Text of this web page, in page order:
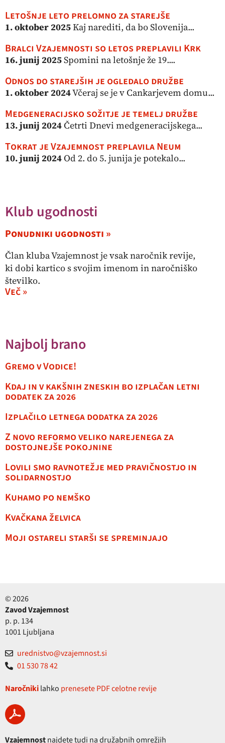
Letošnje leto prelomno za starejše
1. oktober 2025Kaj narediti, da bo Slovenija...
Bralci Vzajemnosti so letos preplavili Krk
16. junij 2025Spomini na letošnje že 19....
Odnos do starejših je ogledalo družbe
1. oktober 2024Včeraj se je v Cankarjevem domu...
Medgeneracijsko sožitje je temelj družbe
13. junij 2024Četrti Dnevi medgeneracijskega...
Tokrat je Vzajemnost preplavila Neum
10. junij 2024Od 2. do 5. junija je potekalo...
Klub ugodnosti
Ponudniki ugodnosti »
Član kluba Vzajemnost je vsak naročnik revije,
ki dobi kartico s svojim imenom in naročniško
številko.
Več »
Najbolj brano
Gremo v Vodice!
Kdaj in v kakšnih zneskih bo izplačan letni
dodatek za 2026
Izplačilo letnega dodatka za 2026
Z novo reformo veliko narejenega za
dostojnejše pokojnine
Lovili smo ravnotežje med pravičnostjo in
solidarnostjo
Kuhamo po nemško
Kvačkana želvica
Moji ostareli starši se spreminjajo
© 2026
Zavod Vzajemnost
p. p. 134
1001 Ljubljana
urednistvo@vzajemnost.si
01 530 78 42
Naročnikilahko prenesete PDF celotne revije
Vzajemnostnajdete tudi na družabnih omrežjih